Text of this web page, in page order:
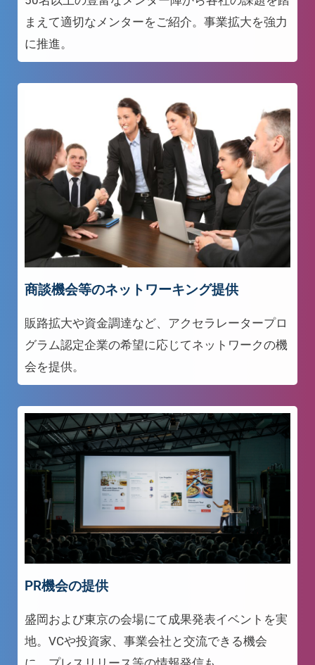
まえて適切なメンターをご紹介。事業拡大を強力
に推進。
商談機会等のネットワーキング提供
販路拡大や資金調達など、アクセラレータープロ
グラム認定企業の希望に応じてネットワークの機
会を提供。
PR機会の提供
盛岡および東京の会場にて成果発表イベントを実
地。VCや投資家、事業会社と交流できる機会